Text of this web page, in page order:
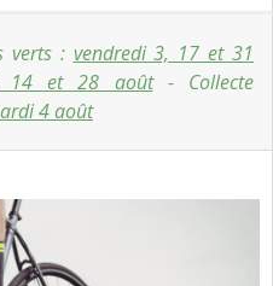
verts : vendredi 3, 17 et 31
14 et 28 août- Collecte
4 août